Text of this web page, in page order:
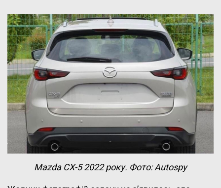
Mazda CX-5 2022 року. Фото: Autospy